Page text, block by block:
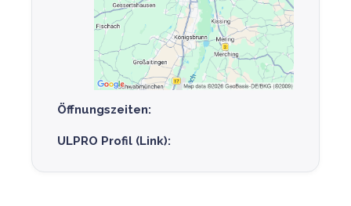
Öffnungszeiten:
ULPRO Profil (Link):